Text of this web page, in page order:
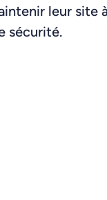
leur site
sécurité.